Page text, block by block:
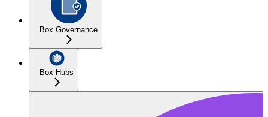
Box Governance
Box Hubs